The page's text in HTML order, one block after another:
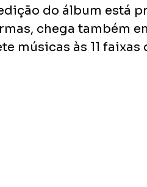
do álbum está
chega também
músicas às 11 faixas